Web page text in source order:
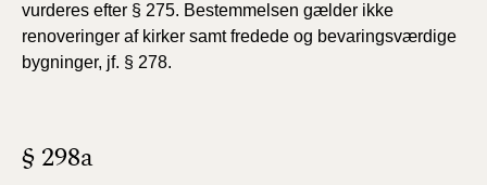
vurderes efter § 275. Bestemmelsen gælder ikke
renoveringer af kirker samt fredede og bevaringsværdige
bygninger, jf. § 278.
§ 298a